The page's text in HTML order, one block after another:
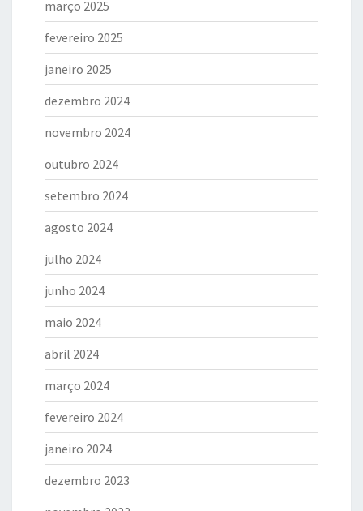
março 2025
fevereiro 2025
janeiro 2025
dezembro 2024
novembro 2024
outubro 2024
setembro 2024
agosto 2024
julho 2024
junho 2024
maio 2024
abril 2024
março 2024
fevereiro 2024
janeiro 2024
dezembro 2023